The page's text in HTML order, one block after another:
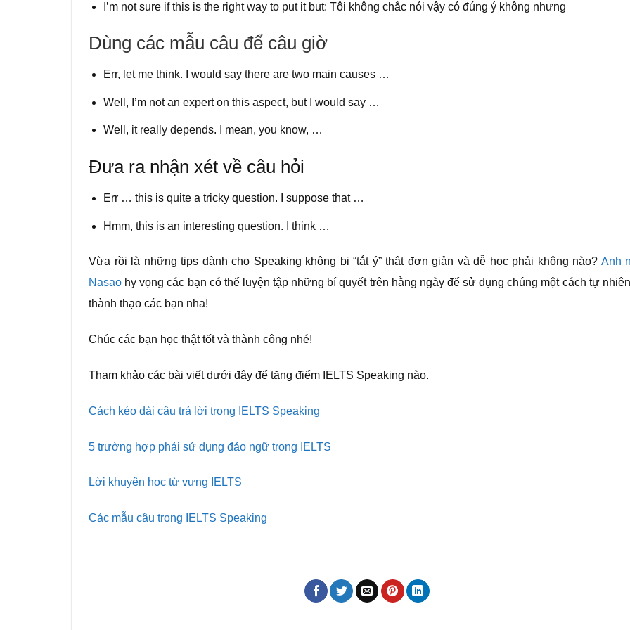
Iʼm not sure if this is the right way to put it but: Tôi không chắc nói vậy có đúng ý không nhưng
Dùng các mẫu câu để câu giờ
Err, let me think. I would say there are two main causes …
Well, I’m not an expert on this aspect, but I would say …
Well, it really depends. I mean, you know, …
Đưa ra nhận xét về câu hỏi
Err … this is quite a tricky question. I suppose that …
Hmm, this is an interesting question. I think …
Vừa rồi là những tips dành cho Speaking không bị “tắt ý” thật đơn giản và dễ học phải không nào? Anh
Nasao hy vọng các bạn có thể luyện tập những bí quyết trên hằng ngày để sử dụng chúng một cách tự
thành thạo các bạn nha!
Chúc các bạn học thật tốt và thành công nhé!
Tham khảo các bài viết dưới đây để tăng điểm IELTS Speaking nào.
Cách kéo dài câu trả lời trong IELTS Speaking
5 trường hợp phải sử dụng đảo ngữ trong IELTS
Lời khuyên học từ vựng IELTS
Các mẫu câu trong IELTS Speaking